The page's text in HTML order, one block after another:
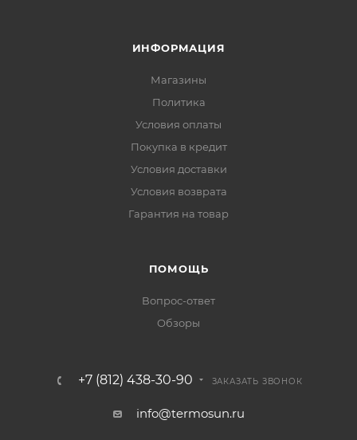
ИНФОРМАЦИЯ
Магазины
Политика
Условия оплаты
Покупка в кредит
Условия доставки
Условия возврата
Гарантия на товар
ПОМОЩЬ
Вопрос-ответ
Обзоры
+7 (812) 438-30-90 ЗАКАЗАТЬ ЗВОНОК
info@termosun.ru